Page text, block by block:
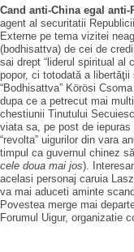
Cand anti-China egal
agent al securitatii
Externe pe tema vizitei
(bodhisattva) de cei de
sai drept “liderul spiritual al
popor, ci totodată a libertăţii
“Bodhisattva” Körösi
dupa ce a petrecut mai
chestiunii Tinutului
viata sa, pe post de
“revolta” uigurilor din vara
timpul ca guvernul chinez
cele doua mai jos).
acelasi personaj caruia
va mai aduceti aminte
Povestea merge mai
Forumul Uigur, organizatie